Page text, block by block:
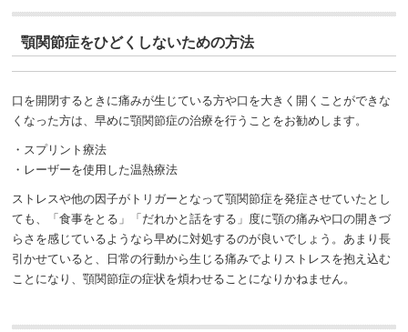
顎関節症をひどくしないための方法
口を開閉するときに痛みが生じている方や口を大きく開くことができな
くなった方は、早めに顎関節症の治療を行うことをお勧めします。
・スプリント療法
・レーザーを使用した温熱療法
ストレスや他の因子がトリガーとなって顎関節症を発症させていたとし
ても、「食事をとる」「だれかと話をする」度に顎の痛みや口の開きづ
らさを感じているようなら早めに対処するのが良いでしょう。あまり長
引かせていると、日常の行動から生じる痛みでよりストレスを抱え込む
ことになり、顎関節症の症状を煩わせることになりかねません。